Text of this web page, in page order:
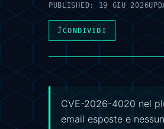
PUBLISHED:19 GIU 2026
⤴CONDIVIDI
CVE-2026-4020 nel
email esposte e